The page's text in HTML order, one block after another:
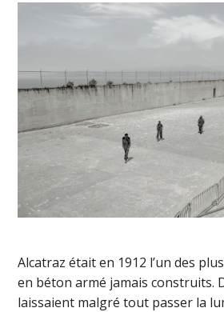
Alcatraz était en 1912 l’un des
en béton armé jamais construits.
laissaient malgré tout passer la